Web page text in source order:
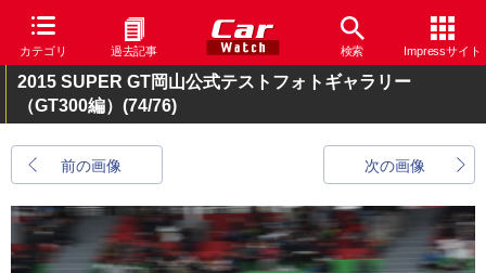
カテゴリ 過去記事 検索 Impressサイト
2015 SUPER GT岡山公式テストフォトギャラリー
（GT300編） (74/76)
前の画像 次の画像